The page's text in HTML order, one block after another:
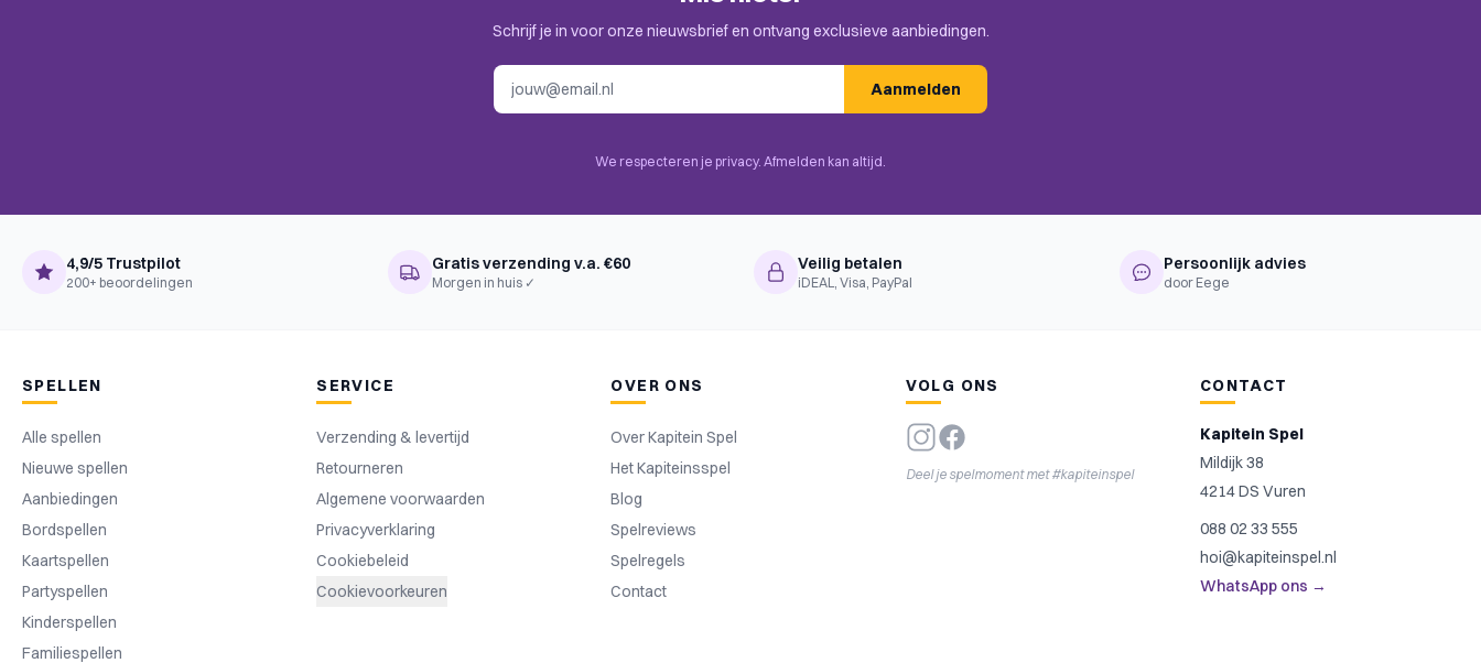
Post-Napoleonic, Expansion for Base-game
Mechanics
Drafting, Solo / Solitaire Game
Alleen klanten die dit spel kochten kunnen een beoordeling plaatsen. Check de uitnodiging in je
Schrijf je in voor onze nieuwsbrief en ontvang exclusieve aanbiedingen.
Aanmelden
We respecteren je privacy. Afmelden kan altijd.
4,9/5 Trustpilot
200+ beoordelingen
Gratis verzending v.a. €60
Morgen in huis ✓
Veilig betalen
iDEAL, Visa, PayPal
Persoonlijk advies
door Eege
SPELLEN
Alle spellen
Nieuwe spellen
Aanbiedingen
Bordspellen
Kaartspellen
Partyspellen
Kinderspellen
Familiespellen
SERVICE
Verzending & levertijd
Retourneren
Algemene voorwaarden
Privacyverklaring
Cookiebeleid
Cookievoorkeuren
OVER ONS
Over Kapitein Spel
Het Kapiteinsspel
Blog
Spelreviews
Spelregels
Contact
VOLG ONS
Deel je spelmoment met #kapiteinspel
CONTACT
Kapitein Spel
Mildijk 38
4214 DS Vuren
088 02 33 555
hoi@kapiteinspel.nl
WhatsApp ons →